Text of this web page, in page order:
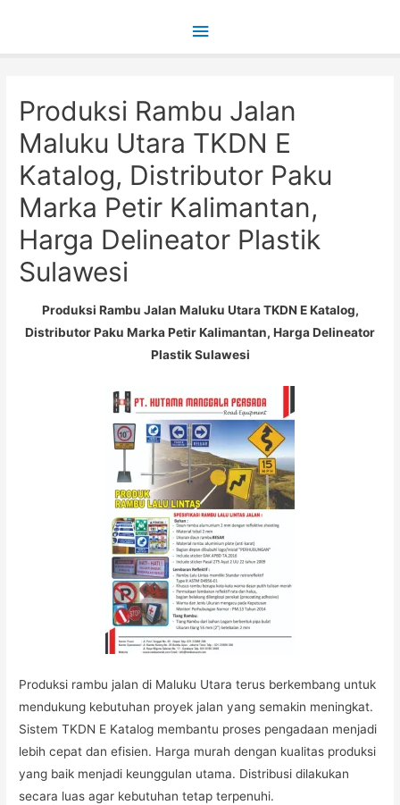
Main
Produksi Rambu Jalan
Maluku Utara TKDN E
Katalog, Distributor Paku
Marka Petir Kalimantan,
Harga Delineator Plastik
Sulawesi
Produksi Rambu Jalan Maluku Utara TKDN E Katalog,
Distributor Paku Marka Petir Kalimantan, Harga Delineator
Plastik Sulawesi
Produksi rambu jalan di Maluku Utara terus berkembang untuk
mendukung kebutuhan proyek jalan yang semakin meningkat.
Sistem TKDN E Katalog membantu proses pengadaan menjadi
lebih cepat dan efisien. Harga murah dengan kualitas produksi
yang baik menjadi keunggulan utama. Distribusi dilakukan
secara luas agar kebutuhan tetap terpenuhi.